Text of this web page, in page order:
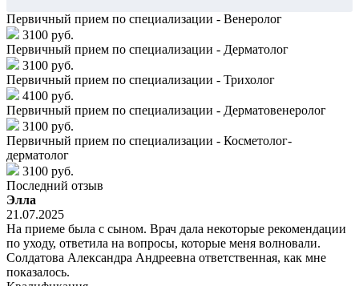
Первичный прием по специализации - Венеролог
3100 руб.
Первичный прием по специализации - Дерматолог
3100 руб.
Первичный прием по специализации - Трихолог
4100 руб.
Первичный прием по специализации - Дерматовенеролог
3100 руб.
Первичный прием по специализации - Косметолог-
дерматолог
3100 руб.
Последний отзыв
Элла
21.07.2025
На приеме была с сыном. Врач дала некоторые рекомендации
по уходу, ответила на вопросы, которые меня волновали.
Солдатова Александра Андреевна ответственная, как мне
показалось.